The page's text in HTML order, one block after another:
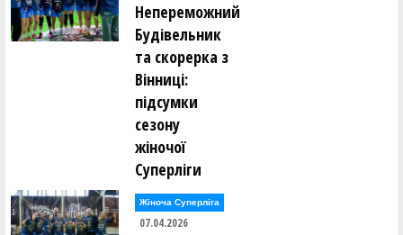
Непереможний
Будівельник
та скорерка з
Вінниці:
підсумки
сезону
жіночої
Суперліги
Жіноча Суперліга
07.04.2026